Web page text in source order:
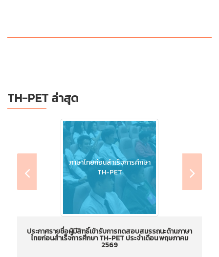
TH-PET ล่าสุด
ภาษาไทยก่อนสำเร็จการศึกษา
TH-PET
ประกาศรายชื่อผู้มีสิทธิ์เข้ารับการทดสอบสมรรถนะด้านภาษา
ไทยก่อนสำเร็จการศึกษา TH-PET ประจำเดือน พฤษภาคม
2569